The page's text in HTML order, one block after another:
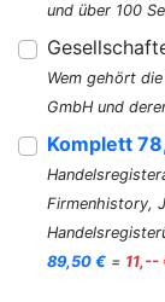
und über 100
Wem gehört
GmbH und
Komplett
Firmenhistory,
89,50 € =